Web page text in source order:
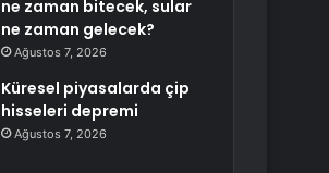
ne zaman bitecek, sular
ne zaman gelecek?
Ağustos 7, 2026
Küresel piyasalarda çip
hisseleri depremi
Ağustos 7, 2026